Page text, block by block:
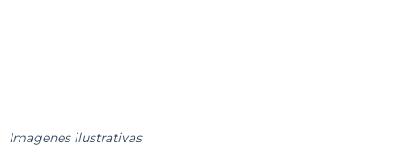
Imagenes ilustrativas